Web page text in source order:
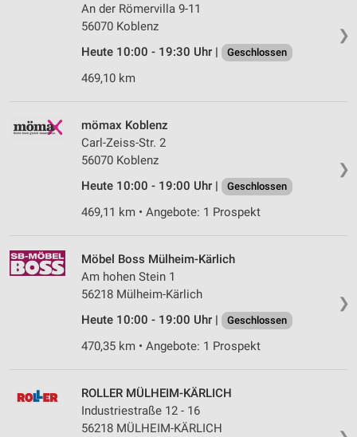
❯
An der Römervilla 9-11
56070 Koblenz
Heute 10:00 - 19:30 Uhr |
Geschlossen
469,10 km
❯
mömax Koblenz
Carl-Zeiss-Str. 2
56070 Koblenz
Heute 10:00 - 19:00 Uhr |
Geschlossen
469,11 km • Angebote: 1 Prospekt
❯
Möbel Boss Mülheim-Kärlich
Am hohen Stein 1
56218 Mülheim-Kärlich
Heute 10:00 - 19:00 Uhr |
Geschlossen
470,35 km • Angebote: 1 Prospekt
ROLLER MÜLHEIM-KÄRLICH
Industriestraße 12 - 16
56218 MÜLHEIM-KÄRLICH